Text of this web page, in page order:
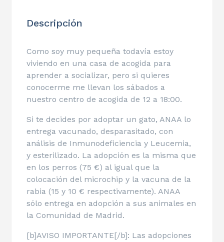
Descripción
Como soy muy pequeña todavía estoy
viviendo en una casa de acogida para
aprender a socializar, pero si quieres
conocerme me llevan los sábados a
nuestro centro de acogida de 12 a 18:00.
Si te decides por adoptar un gato, ANAA lo
entrega vacunado, desparasitado, con
análisis de Inmunodeficiencia y Leucemia,
y esterilizado. La adopción es la misma que
en los perros (75 €) al igual que la
colocación del microchip y la vacuna de la
rabia (15 y 10 € respectivamente). ANAA
sólo entrega en adopción a sus animales en
la Comunidad de Madrid.
[b]AVISO IMPORTANTE[/b]: Las adopciones